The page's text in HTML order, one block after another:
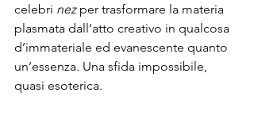
celebri nez per trasformare la materia
plasmata dall’atto creativo in qualcosa
d’immateriale ed evanescente quanto
un’essenza. Una sfida impossibile,
quasi esoterica.